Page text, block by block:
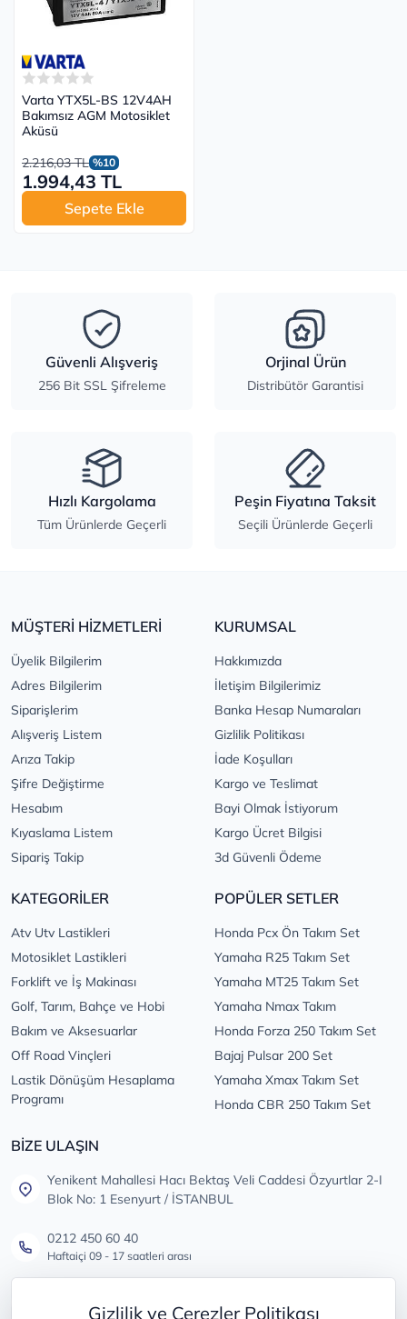
Gizlilik ve Çerezler Politikası
Varta YTX5L-BS 12V4AH
Bakımsız AGM Motosiklet
Aküsü
2.216,03 TL %10
1.994,43 TL
Sepete Ekle
Güvenli Alışveriş
256 Bit SSL Şifreleme
Orjinal Ürün
Distribütör Garantisi
Hızlı Kargolama
Tüm Ürünlerde Geçerli
Peşin Fiyatına Taksit
Seçili Ürünlerde Geçerli
MÜŞTERİ HİZMETLERİ
Üyelik Bilgilerim
Adres Bilgilerim
Siparişlerim
Alışveriş Listem
Arıza Takip
Şifre Değiştirme
Hesabım
Kıyaslama Listem
Sipariş Takip
KURUMSAL
Hakkımızda
İletişim Bilgilerimiz
Banka Hesap Numaraları
Gizlilik Politikası
İade Koşulları
Kargo ve Teslimat
Bayi Olmak İstiyorum
Kargo Ücret Bilgisi
3d Güvenli Ödeme
KATEGORİLER
Atv Utv Lastikleri
Motosiklet Lastikleri
Forklift ve İş Makinası
Golf, Tarım, Bahçe ve Hobi
Bakım ve Aksesuarlar
Off Road Vinçleri
Lastik Dönüşüm Hesaplama
Programı
POPÜLER SETLER
Honda Pcx Ön Takım Set
Yamaha R25 Takım Set
Yamaha MT25 Takım Set
Yamaha Nmax Takım
Honda Forza 250 Takım Set
Bajaj Pulsar 200 Set
Yamaha Xmax Takım Set
Honda CBR 250 Takım Set
BİZE ULAŞIN
Yenikent Mahallesi Hacı Bektaş Veli Caddesi Özyurtlar 2-I
Blok No: 1 Esenyurt / İSTANBUL
0212 450 60 40
Haftaiçi 09 - 17 saatleri arası
Tüm öneri ve şikayetleriniz için